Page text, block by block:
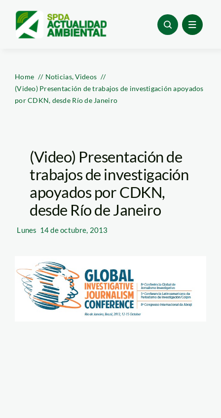
content
Home Noticias Videos
(Video) Presentación de trabajos de investigación apoyados
por CDKN, desde Río de Janeiro
(Video) Presentación de
trabajos de investigación
apoyados por CDKN,
desde Río de Janeiro
Lunes 14 de octubre, 2013